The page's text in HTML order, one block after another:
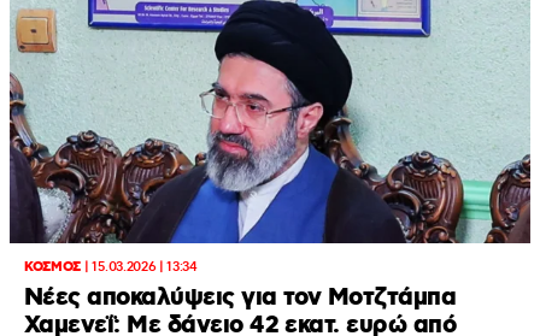
ΚΟΣΜΟΣ| 15.03.2026 | 13:34
Νέες αποκαλύψεις για τον Μοτζτάμπα
Χαμενεΐ: Με δάνειο 42 εκατ. ευρώ από